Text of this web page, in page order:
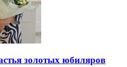
золотых юбиляров